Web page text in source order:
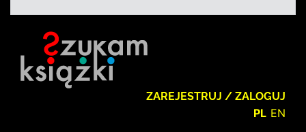
ZAREJESTRUJ / ZALOGUJ
PL EN